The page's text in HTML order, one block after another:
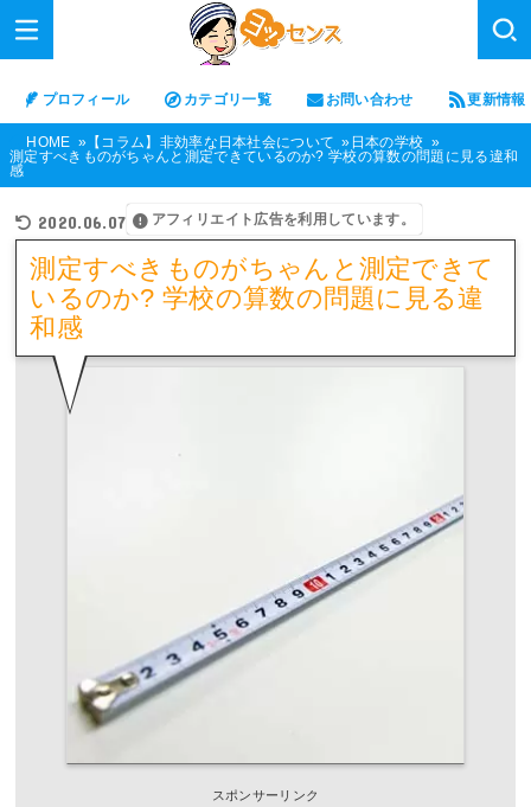
プロフィール カテゴリ一覧 お問い合わせ 更新情報
HOME 【コラム】非効率な日本社会について
日本の学校
測定すべきものがちゃんと測定できているのか? 学校の算数の問題に見る違和
感
2020.06.07 アフィリエイト広告を利用しています。
測定すべきものがちゃんと測定できて
いるのか? 学校の算数の問題に見る違
和感
スポンサーリンク